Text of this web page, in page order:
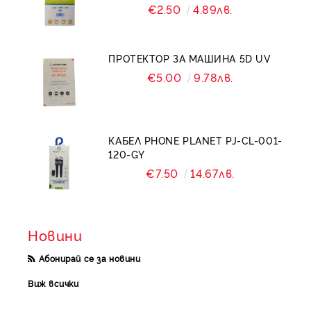
€2.50 4.89лв.
ПРОТЕКТОР ЗА МАШИНА 5D UV
€5.00 9.78лв.
КАБЕЛ PHONE PLANET PJ-CL-001-
120-GY
€7.50 14.67лв.
Новини
Абонирай се за новини
Виж всички